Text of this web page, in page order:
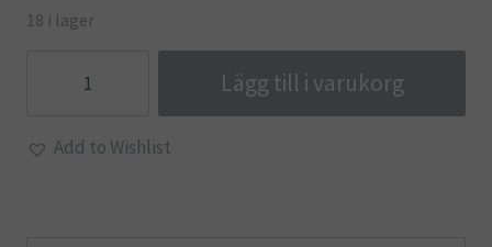
18 i lager
Magnesium
375
Lägg till i varukorg
Add to Wishlist